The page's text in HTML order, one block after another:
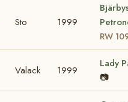
Sto 1999
RW
Valack 1999
Lady
📷